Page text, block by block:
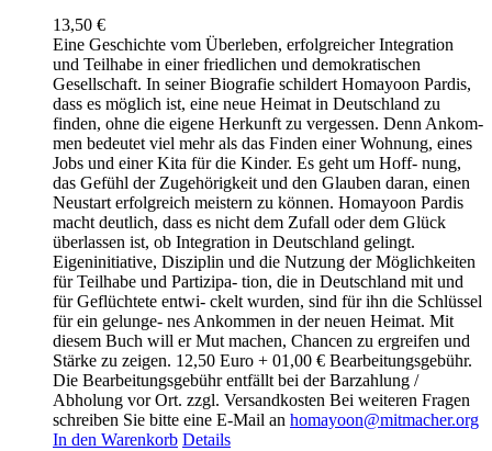
13,50 €
Eine Geschichte vom Überleben, erfolgreicher Integration
und Teilhabe in einer friedlichen und demokratischen
Gesellschaft. In seiner Biografie schildert Homayoon Pardis,
dass es möglich ist, eine neue Heimat in Deutschland zu
finden, ohne die eigene Herkunft zu vergessen. Denn Ankom-
men bedeutet viel mehr als das Finden einer Wohnung, eines
Jobs und einer Kita für die Kinder. Es geht um Hoff- nung,
das Gefühl der Zugehörigkeit und den Glauben daran, einen
Neustart erfolgreich meistern zu können. Homayoon Pardis
macht deutlich, dass es nicht dem Zufall oder dem Glück
überlassen ist, ob Integration in Deutschland gelingt.
Eigeninitiative, Disziplin und die Nutzung der Möglichkeiten
für Teilhabe und Partizipa- tion, die in Deutschland mit und
für Geflüchtete entwi- ckelt wurden, sind für ihn die Schlüssel
für ein gelunge- nes Ankommen in der neuen Heimat. Mit
diesem Buch will er Mut machen, Chancen zu ergreifen und
Stärke zu zeigen. 12,50 Euro + 01,00 € Bearbeitungsgebühr.
Die Bearbeitungsgebühr entfällt bei der Barzahlung /
Abholung vor Ort. zzgl. Versandkosten Bei weiteren Fragen
schreiben Sie bitte eine E-Mail an homayoon@mitmacher.org
In den Warenkorb Details